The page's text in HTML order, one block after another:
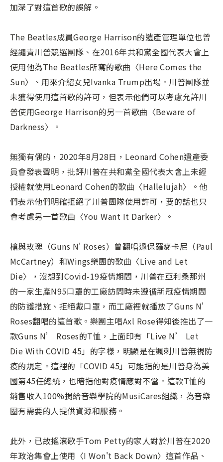
加深了對這首歌的誤解。
The Beatles成員George Harrison的遺產管理單位也曾
經譴責川普競選團隊、在2016年共和黨全國代表大會上
使用他為The Beatles所寫的歌曲〈Here Comes the
Sun〉、用來介紹女兒Ivanka Trump出場。川普團隊並
未獲得使用這首歌的許可，但表示他們可以考慮允許川
普使用George Harrison的另一首歌曲〈Beware of
Darkness〉。
無獨有偶的，2020年8月28日，Leonard Cohen遺產委
員會發表聲明，批評川普在共和黨全國代表大會上未經
授權就使用Leonard Cohen的歌曲〈Hallelujah〉。他
們表示他們明確拒絕了川普團隊使用許可，要的話也只
會考慮另一首歌曲〈You Want It Darker〉。
槍與玫瑰（Guns N' Roses）曾翻唱過保羅麥卡尼（Paul
McCartney）和Wings樂團的歌曲〈Live and Let
Die〉，沒想到Covid-19疫情期間，川普在亞利桑那州
的一家生產N95口罩的工廠訪問時未遵循新冠疫情期間
的防護措施、拒絕戴口罩，而工廠裡就播放了Guns N’
Roses翻唱的這首歌。樂團主唱Axl Rose得知後推出了一
款Guns N’ Roses的T恤，上面印有「Live N’ Let
Die With COVID 45」的字樣，明顯是在諷刺川普無視防
疫的規定。這裡的「COVID 45」可能指的是川普身為美
國第45任總統，也暗指他對疫情應對不當。這款T恤的
銷售收入100%捐給音樂學院的MusiCares組織，為音樂
圈有需要的人提供資源和服務。
此外，已故搖滾歌手Tom Petty的家人對於川普在2020
年政治集會上使用〈I Won't Back Down〉這首作品、